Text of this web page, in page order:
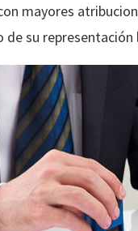
mayores
de su representación